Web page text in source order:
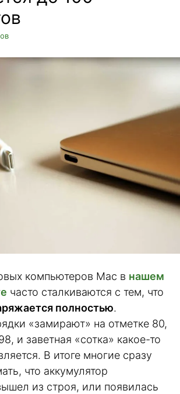
компьютеров Mac в нашем
часто сталкиваются с тем, что
полностью.
«замирают» на отметке 80,
и заветная «сотка» какое-то
В итоге многие сразу
что аккумулятор
из строя, или появилась